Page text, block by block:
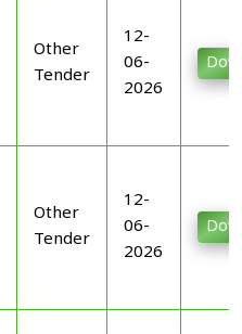
Other
Tender
12-
06-
2026
Other
Tender
12-
06-
2026